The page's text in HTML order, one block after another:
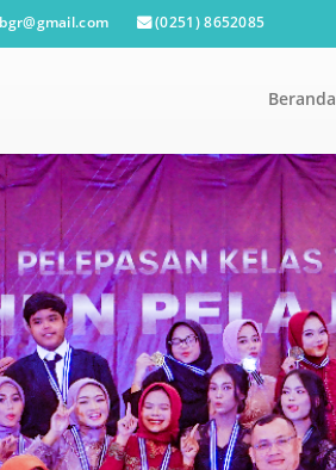
(0251) 8652085
Beranda